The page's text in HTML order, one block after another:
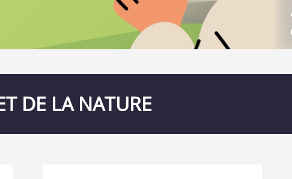
DE LA NATURE